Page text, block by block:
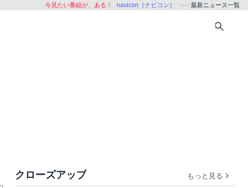
今見たい番組が、ある！ navicon［ナビコン］ 最新ニュース一覧
クローズアップ もっと見る